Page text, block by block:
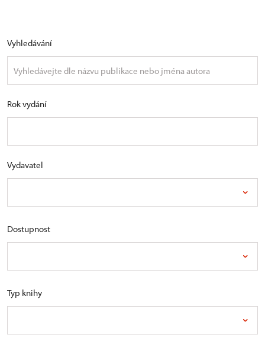
Vyhledávání
Rok vydání
Vydavatel
Dostupnost
Typ knihy